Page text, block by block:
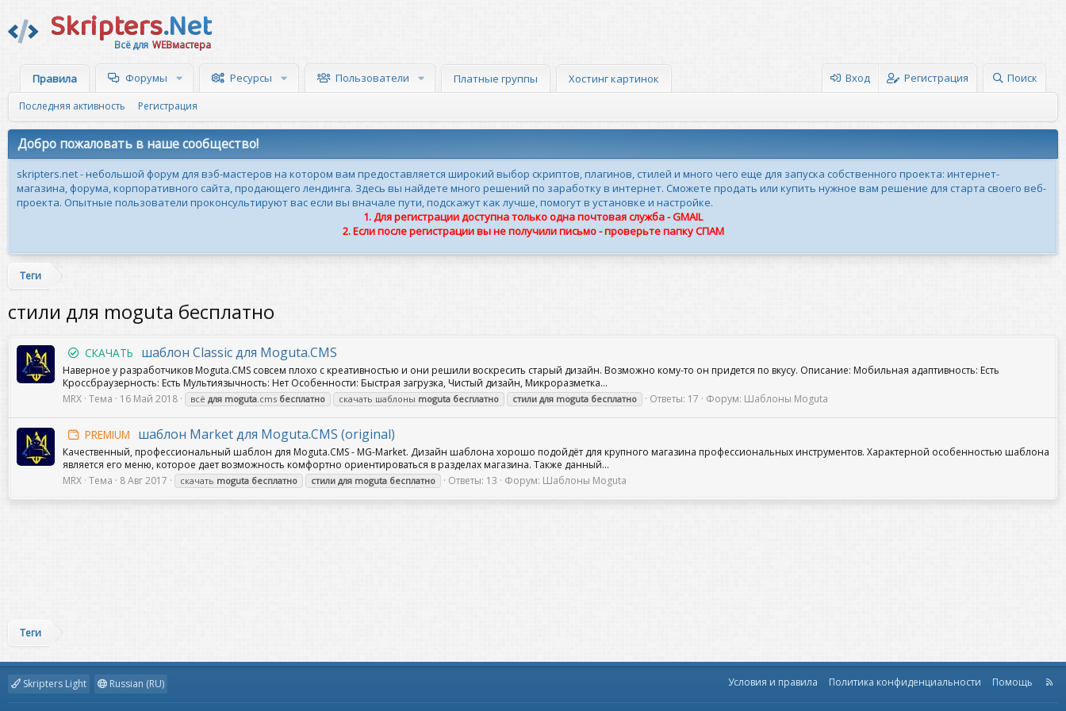
Skripters.Net
Всё для WEBмастера
Правила Форумы Ресурсы Пользователи Платные группы Хостинг картинок Вход Регистрация Поиск
Последняя активность Регистрация
Добро пожаловать в наше сообщество!
skripters.net - небольшой форум для вэб-мастеров на котором вам предоставляется широкий выбор скриптов, плагинов, стилей и много чего еще для запуска собственного проекта: интернет-
магазина, форума, корпоративного сайта, продающего лендинга. Здесь вы найдете много решений по заработку в интернет. Сможете продать или купить нужное вам решение для старта своего веб-
проекта. Опытные пользователи проконсультируют вас если вы вначале пути, подскажут как лучше, помогут в установке и настройке.
1. Для регистрации доступна только одна почтовая служба - GMAIL
2. Если после регистрации вы не получили письмо - проверьте папку СПАМ
Теги
стили для moguta бесплатно
СКАЧАТЬ шаблон Classic для Moguta.CMS
Наверное у разработчиков Moguta.CMS совсем плохо с креативностью и они решили воскресить старый дизайн. Возможно кому-то он придется по вкусу. Описание: Мобильная адаптивность: Есть
Кроссбраузерность: Есть Мультиязычность: Нет Особенности: Быстрая загрузка, Чистый дизайн, Микроразметка...
MRX Тема 16 Май 2018 всё для moguta .cms бесплатно скачать шаблоны moguta бесплатно стили для moguta бесплатно Ответы: 17 Форум: Шаблоны Moguta
PREMIUM шаблон Market для Moguta.CMS (original)
Качественный, профессиональный шаблон для Moguta.CMS - MG-Market. Дизайн шаблона хорошо подойдёт для крупного магазина профессиональных инструментов. Характерной особенностью шаблона
является его меню, которое дает возможность комфортно ориентироваться в разделах магазина. Также данный...
MRX Тема 8 Авг 2017 скачать moguta бесплатно стили для moguta бесплатно Ответы: 13 Форум: Шаблоны Moguta
Теги
Skripters Light Russian (RU) Условия и правила Политика конфиденциальности Помощь
R